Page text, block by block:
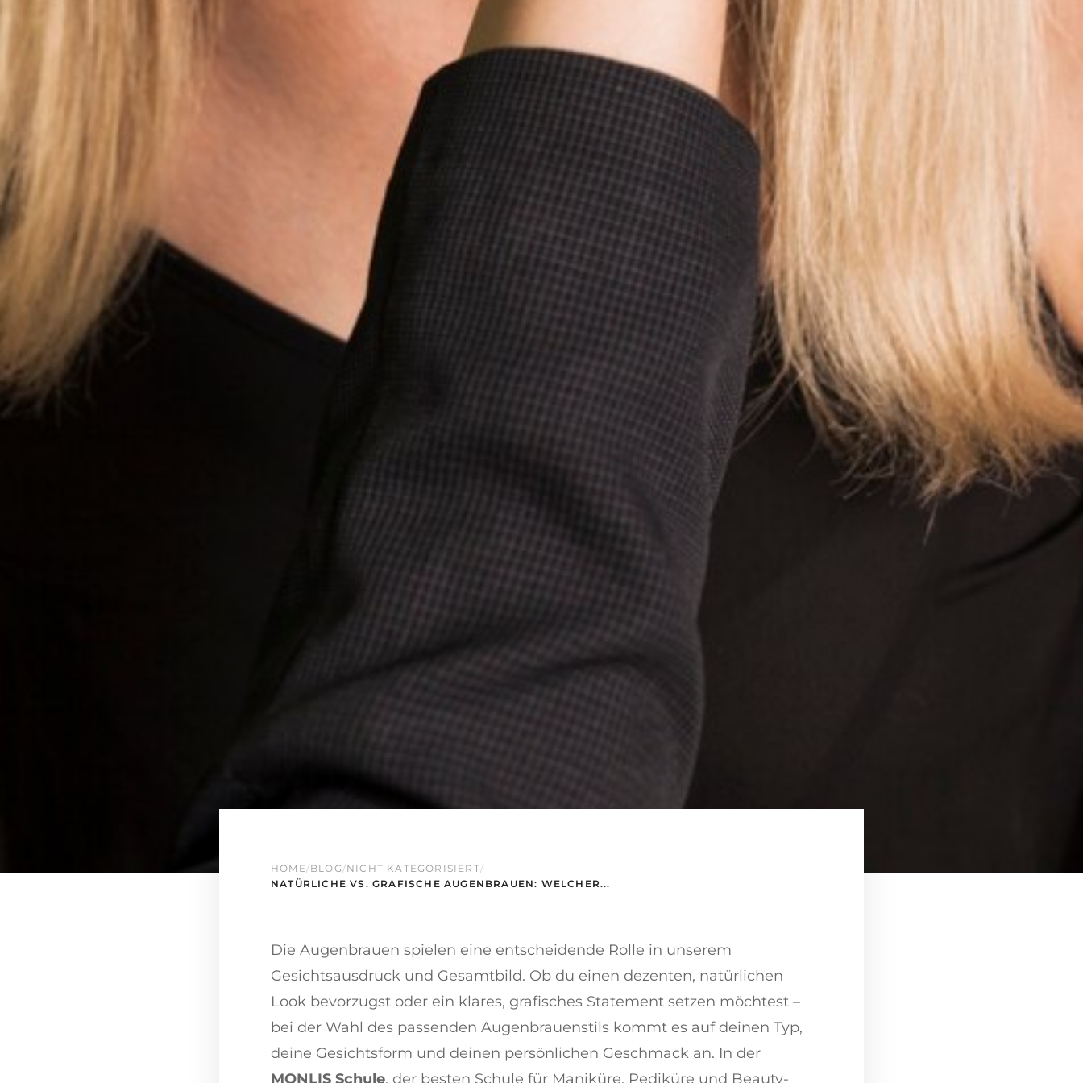
HOME/BLOG/NICHT KATEGORISIERT/
NATÜRLICHE VS. GRAFISCHE AUGENBRAUEN: WELCHER...
Die Augenbrauen spielen eine entscheidende Rolle in unserem
Gesichtsausdruck und Gesamtbild. Ob du einen dezenten, natürlichen
Look bevorzugst oder ein klares, grafisches Statement setzen möchtest –
bei der Wahl des passenden Augenbrauenstils kommt es auf deinen Typ,
deine Gesichtsform und deinen persönlichen Geschmack an. In der
MONLIS Schule, der besten Schule für Maniküre, Pediküre und Beauty-